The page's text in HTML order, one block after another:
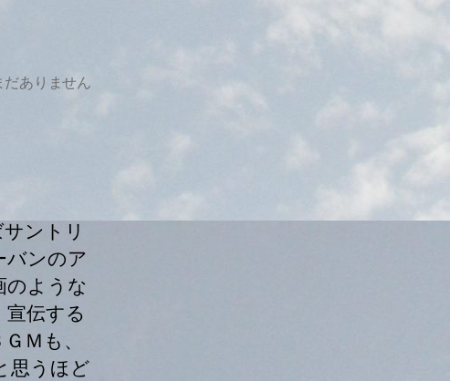
だありません
ントリ
バンのア
のような
伝する
Ｍも、
思うほど